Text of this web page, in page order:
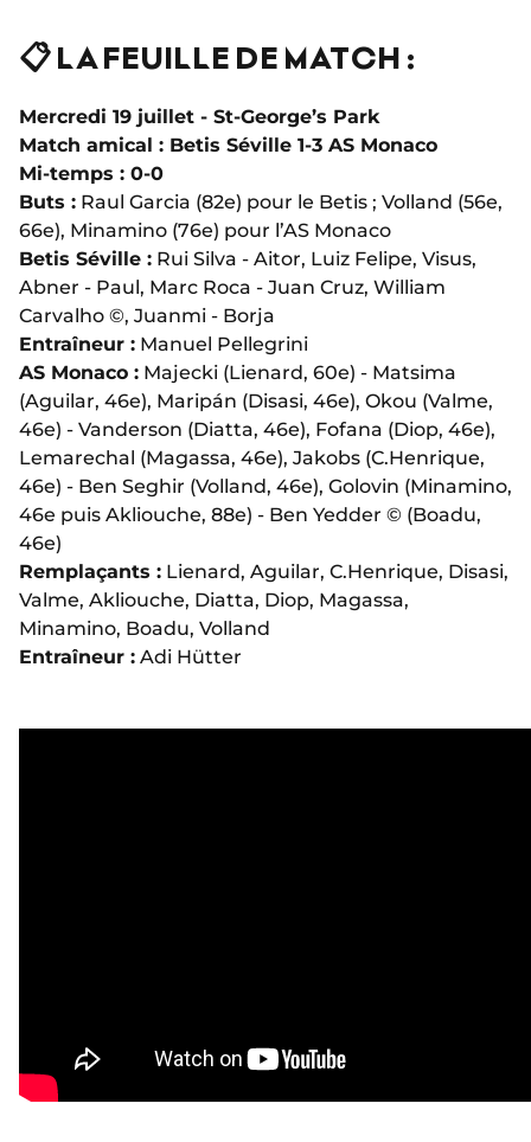
📋 LA FEUILLE DE MATCH :
Mercredi 19 juillet - St-George’s Park
Match amical : Betis Séville 1-3 AS Monaco
Mi-temps : 0-0
Buts : Raul Garcia (82e) pour le Betis ; Volland (56e,
66e), Minamino (76e) pour l’AS Monaco
Betis Séville : Rui Silva - Aitor, Luiz Felipe, Visus,
Abner - Paul, Marc Roca - Juan Cruz, William
Carvalho ©️, Juanmi - Borja
Entraîneur : Manuel Pellegrini
AS Monaco : Majecki (Lienard, 60e) - Matsima
(Aguilar, 46e), Maripán (Disasi, 46e), Okou (Valme,
46e) - Vanderson (Diatta, 46e), Fofana (Diop, 46e),
Lemarechal (Magassa, 46e), Jakobs (C.Henrique,
46e) - Ben Seghir (Volland, 46e), Golovin (Minamino,
46e puis Akliouche, 88e) - Ben Yedder ©️ (Boadu,
46e)
Remplaçants : Lienard, Aguilar, C.Henrique, Disasi,
Valme, Akliouche, Diatta, Diop, Magassa,
Minamino, Boadu, Volland
Entraîneur : Adi Hütter